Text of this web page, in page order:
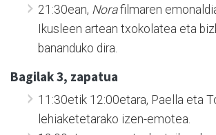
21:30ean, Norafilmaren
Ikusleen artean txokolatea eta
bananduko dira.
Bagilak 3, zapatua
11:30etik 12:00etara, Paella eta
lehiaketetarako izen-emotea.